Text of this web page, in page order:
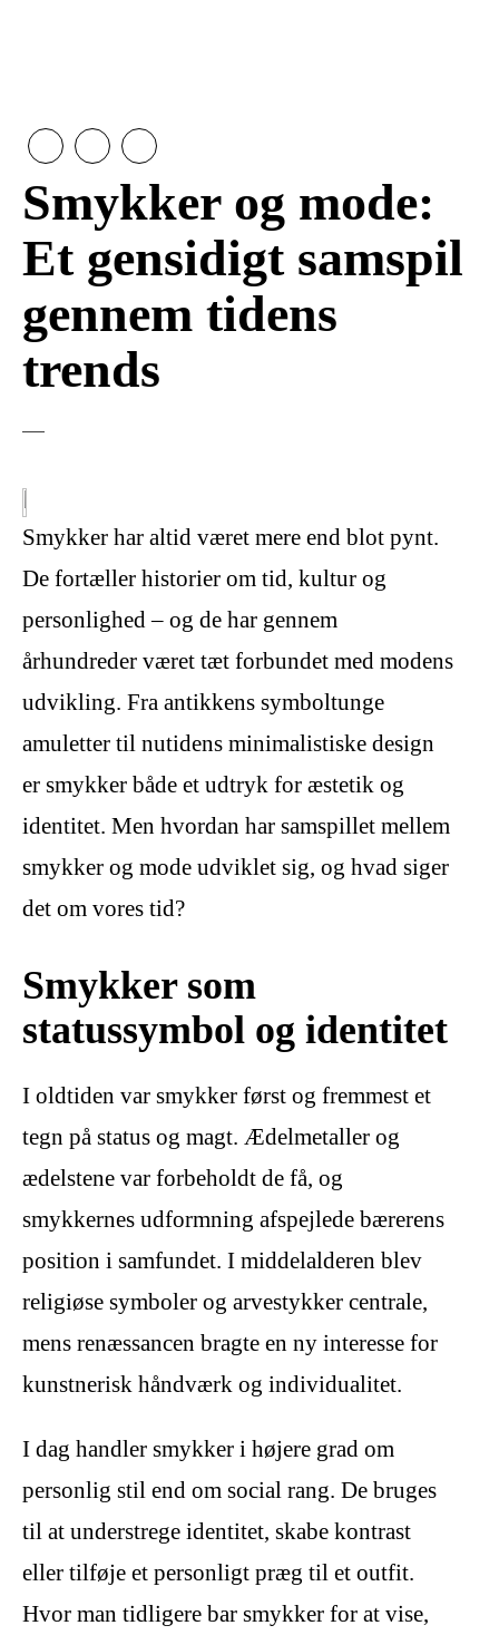
Smykker og mode:
Et gensidigt samspil
gennem tidens
trends
Smykker har altid været mere end blot pynt.
De fortæller historier om tid, kultur og
personlighed – og de har gennem
århundreder været tæt forbundet med modens
udvikling. Fra antikkens symboltunge
amuletter til nutidens minimalistiske design
er smykker både et udtryk for æstetik og
identitet. Men hvordan har samspillet mellem
smykker og mode udviklet sig, og hvad siger
det om vores tid?
Smykker som
statussymbol og identitet
I oldtiden var smykker først og fremmest et
tegn på status og magt. Ædelmetaller og
ædelstene var forbeholdt de få, og
smykkernes udformning afspejlede bærerens
position i samfundet. I middelalderen blev
religiøse symboler og arvestykker centrale,
mens renæssancen bragte en ny interesse for
kunstnerisk håndværk og individualitet.
I dag handler smykker i højere grad om
personlig stil end om social rang. De bruges
til at understrege identitet, skabe kontrast
eller tilføje et personligt præg til et outfit.
Hvor man tidligere bar smykker for at vise,